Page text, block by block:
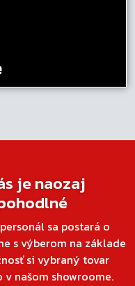
je naozaj
sa postará o
s výberom na základe
si vybraný tovar
našom showroome.